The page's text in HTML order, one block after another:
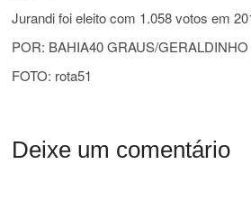
Jurandi foi eleito com 1.058 votos em
POR: BAHIA40 GRAUS/GERALDINHO
FOTO: rota51
Deixe um comentário